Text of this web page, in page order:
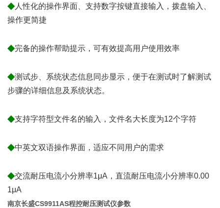
◆人性化的操作界面、支持数字按键直接输入，拨盘输入、
操作更简捷
◆完备的操作帮助提示，可有效提高用户使用效率
◆测试步、系统状态信息同步显示，便于在测试时了解测试
步骤的详细信息及系统状态。
◆支持字符型文件名的输入，文件名大长度为12个字符
◆中英文双语操作界面，适应不同用户的需求
◆交流耐压电流小分辨率1μA，直流耐压电流小分辨率0.00
1μA
南京长盛CS9911AS程控耐压测试仪参数